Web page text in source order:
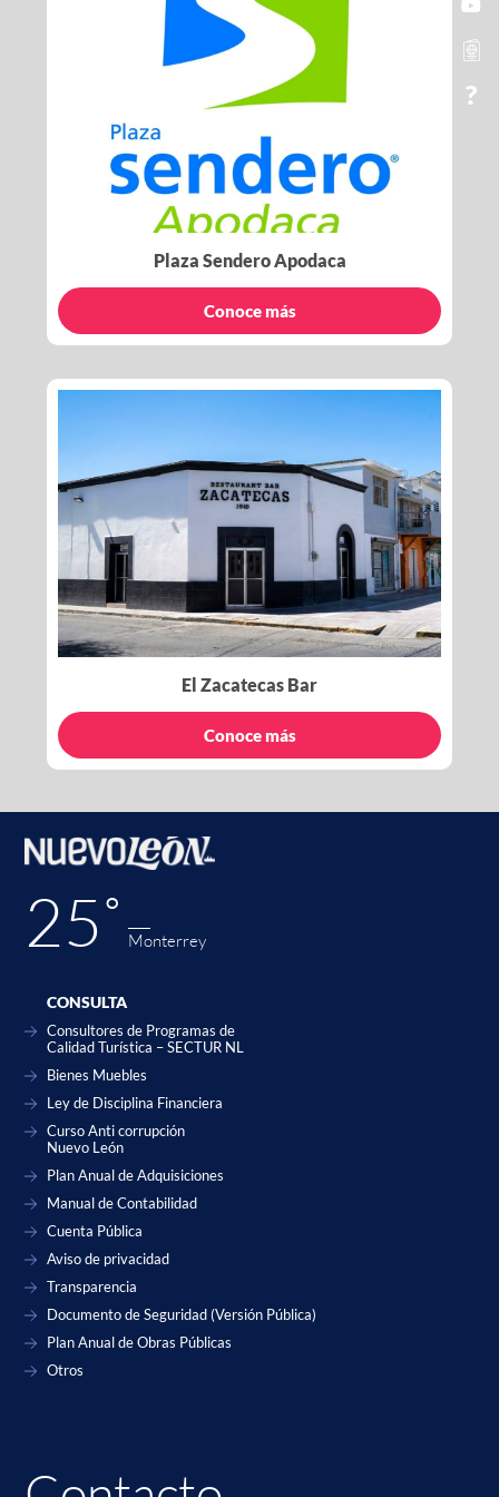
Plaza Sendero Apodaca
Conoce más
El Zacatecas Bar
Conoce más
25˚ Monterrey
CONSULTA
Consultores de Programas de
Calidad Turística – SECTUR NL
Bienes Muebles
Ley de Disciplina Financiera
Curso Anti corrupción
Nuevo León
Plan Anual de Adquisiciones
Manual de Contabilidad
Cuenta Pública
Aviso de privacidad
Transparencia
Documento de Seguridad (Versión Pública)
Plan Anual de Obras Públicas
Otros